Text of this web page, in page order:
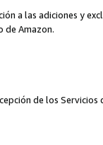
a las adiciones y
de Amazon.
de los